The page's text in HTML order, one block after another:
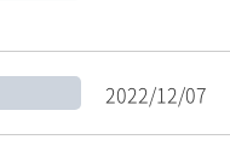
2022/12/07